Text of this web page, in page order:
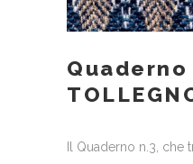
Quaderno
Il Quaderno n.3, che